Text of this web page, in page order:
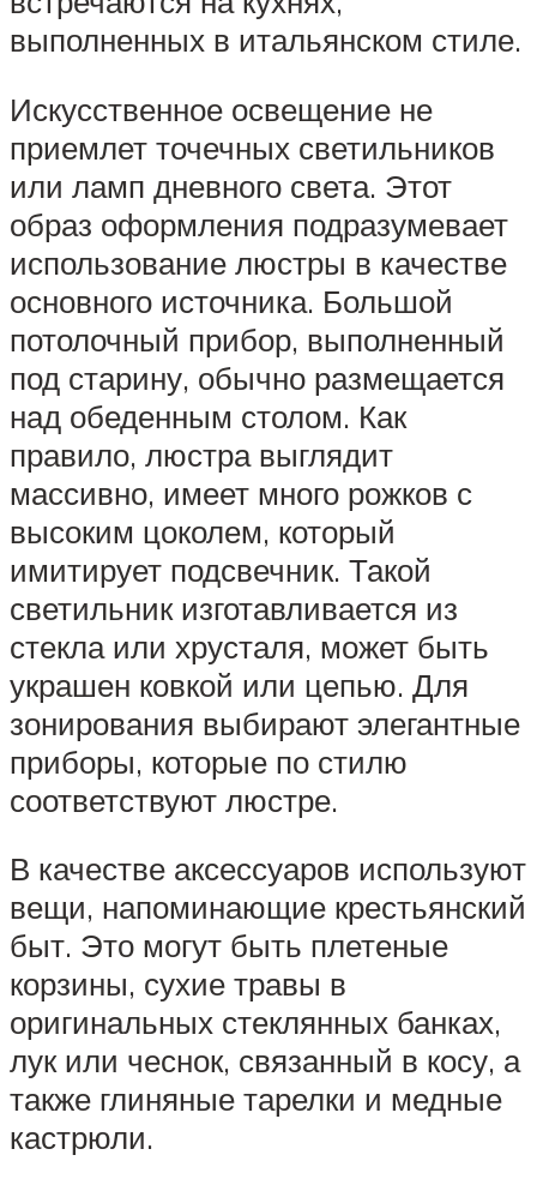
выполненных в итальянском стиле.
Искусственное освещение не
приемлет точечных светильников
или ламп дневного света. Этот
образ оформления подразумевает
использование люстры в качестве
основного источника. Большой
потолочный прибор, выполненный
под старину, обычно размещается
над обеденным столом. Как
правило, люстра выглядит
массивно, имеет много рожков с
высоким цоколем, который
имитирует подсвечник. Такой
светильник изготавливается из
стекла или хрусталя, может быть
украшен ковкой или цепью. Для
зонирования выбирают элегантные
приборы, которые по стилю
соответствуют люстре.
В качестве аксессуаров используют
вещи, напоминающие крестьянский
быт. Это могут быть плетеные
корзины, сухие травы в
оригинальных стеклянных банках,
лук или чеснок, связанный в косу, а
также глиняные тарелки и медные
кастрюли.